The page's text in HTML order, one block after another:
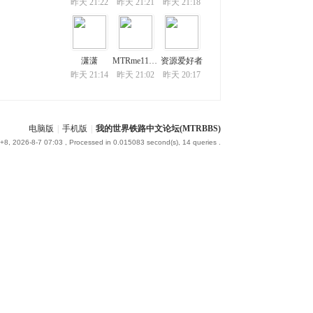
昨天 21:22
昨天 21:21
昨天 21:18
潇潇
昨天 21:14
MTRme114514
昨天 21:02
资源爱好者
昨天 20:17
电脑版 手机版 我的世界铁路中文论坛(MTRBBS)
2026-8-7 07:03 , Processed in 0.015083 second(s), 14 queries .